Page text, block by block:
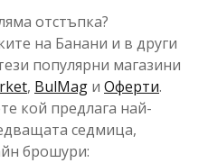
отстъпка?
на Банани и в други
популярни магазини
, BulMag и Оферти.
кой предлага най-
седмица,
брошури: